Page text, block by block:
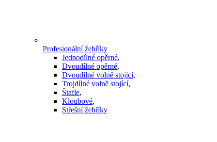
Profesionální žebříky
Jednodílné opěrné,
Dvoudílné opěrné,
Dvoudílné volně stojící,
Trojdílné volně stojící,
Štafle,
Kloubové,
Střešní žebříky